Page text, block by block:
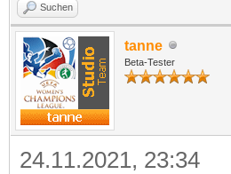
Suchen
tanne
Beta-Tester
24.11.2021, 23:34